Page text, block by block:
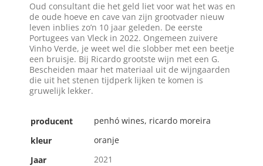
NL
Oud consultant die het geld liet voor wat het was en
de oude hoeve en cave van zijn grootvader nieuw
leven inblies zo’n 10 jaar geleden. De eerste
Portugees van Vleck in 2022. Ongemeen zuivere
Vinho Verde, je weet wel die slobber met een beetje
een bruisje. Bij Ricardo grootste wijn met een G.
Bescheiden maar het materiaal uit de wijngaarden
die uit het stenen tijdperk lijken te komen is
gruwelijk lekker.
producent
penhó wines, ricardo moreira
kleur
oranje
Jaar
2021